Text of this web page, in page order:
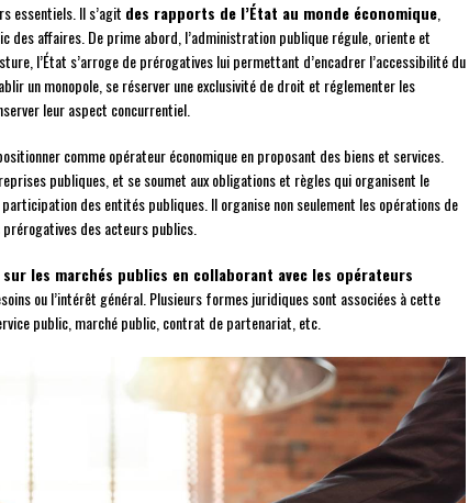
essentiels. Il s’agit des rapports de l’État au monde économique
des affaires. De prime abord, l’administration publique régule, oriente et
l’État s’arroge de prérogatives lui permettant d’encadrer l’accessibilité du
un monopole, se réserver une exclusivité de droit et réglementer les
leur aspect concurrentiel.
comme opérateur économique en proposant des biens et services.
publiques, et se soumet aux obligations et règles qui organisent le
des entités publiques. Il organise non seulement les opérations de
des acteurs publics.
les marchés publics en collaborant avec les opérateurs
ou l’intérêt général. Plusieurs formes juridiques sont associées à cette
public, marché public, contrat de partenariat, etc.